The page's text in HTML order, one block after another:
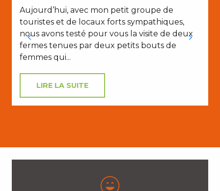
Aujourd’hui, avec mon petit groupe de
touristes et de locaux forts sympathiques,
nous avons testé pour vous la visite de deux
fermes tenues par deux petits bouts de
femmes qui...
LIRE LA SUITE